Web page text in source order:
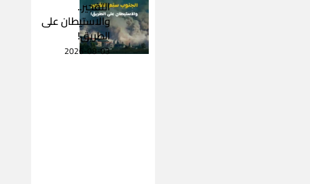
التفجير..
والاستيطان على
الطريق!
2026-08-03